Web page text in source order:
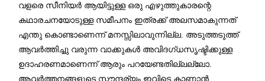
വളരെ സീനിയർ ആയിട്ടുള്ള ഒരു എഴുത്തുകാരന്റെ
കഥാരചനയോടുള്ള സമീപനം ഇത്രക്ക് അലസമാകുന്നത്
എന്തു കൊണ്ടാണെന്ന് മനസ്സിലാവുന്നില്ല. അടുത്തടുത്ത്
ആവർത്തിച്ചു വരുന്ന വാക്കുകൾ അവിദഗ്ധസൃഷ്ടിക്കുള്ള
ഉദാഹരണമാണെന്ന് ആരും പറയേണ്ടതില്ലല്ലോ.
ആവർത്തനങ്ങളുടെ സൗന്ദര്യം ഇവിടെ കാണാൻ